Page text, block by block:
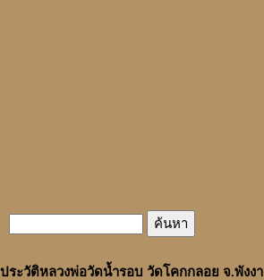
ประวัติหลวงพ่อวัดน้ำรอบ วัดโคกกลอย จ.พังงา